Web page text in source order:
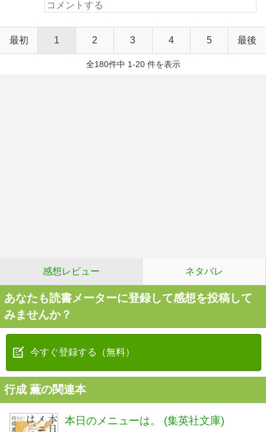
最初 1 2 3 4 5 最後
全180件中 1-20 件を表示
感想レビュー ネタバレ
あなたも読書メーターに登録して感想を投稿して
みませんか？
今すぐ登録する（無料）
行成 薫の関連本
本日のメニューは。 (集英社文庫)